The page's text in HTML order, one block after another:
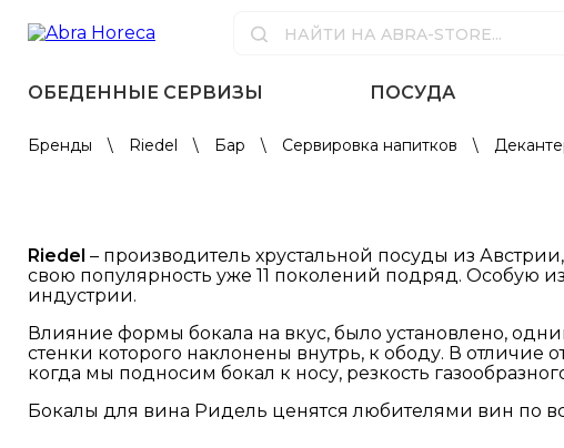
ОБЕДЕННЫЕ СЕРВИЗЫ ПОСУДА
Бренды \ Riedel \ Бар \ Сервировка напитков \
Riedel – производитель хрустальной посуды из
свою популярность уже 11 поколений подряд. Особую
индустрии.
Влияние формы бокала на вкус, было установлено,
стенки которого наклонены внутрь, к ободу. В отличие
когда мы подносим бокал к носу, резкость
Бокалы для вина Ридель ценятся любителями вин по